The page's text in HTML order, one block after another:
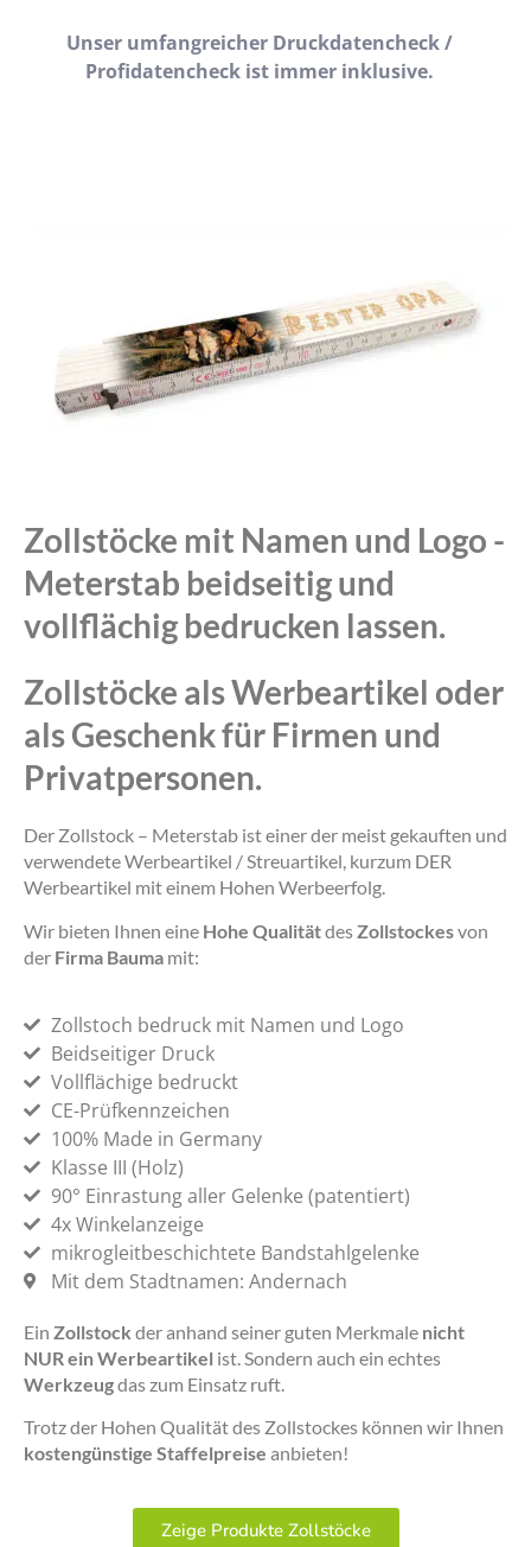
Unser umfangreicher Druckdatencheck /
Profidatencheck ist immer inklusive.
Zollstöcke mit Namen und Logo -
Meterstab beidseitig und
vollflächig bedrucken lassen.
Zollstöcke als Werbeartikel oder
als Geschenk für Firmen und
Privatpersonen.
Der Zollstock – Meterstab ist einer der meist gekauften und
verwendete Werbeartikel / Streuartikel, kurzum DER
Werbeartikel mit einem Hohen Werbeerfolg.
Wir bieten Ihnen eine Hohe Qualitätdes Zollstockesvon
der Firma Bauma mit:
Zollstoch bedruck mit Namen und Logo
Beidseitiger Druck
Vollflächige bedruckt
CE-Prüfkennzeichen
100% Made in Germany
Klasse III (Holz)
90° Einrastung aller Gelenke (patentiert)
4x Winkelanzeige
mikrogleitbeschichtete Bandstahlgelenke
Mit dem Stadtnamen: Andernach
Ein Zollstock der anhand seiner guten Merkmale nicht
NUR ein Werbeartikel ist. Sondern auch ein echtes
Werkzeugdas zum Einsatz ruft.
Trotz der Hohen Qualität des Zollstockes können wir Ihnen
kostengünstige Staffelpreise anbieten!
Zeige Produkte Zollstöcke